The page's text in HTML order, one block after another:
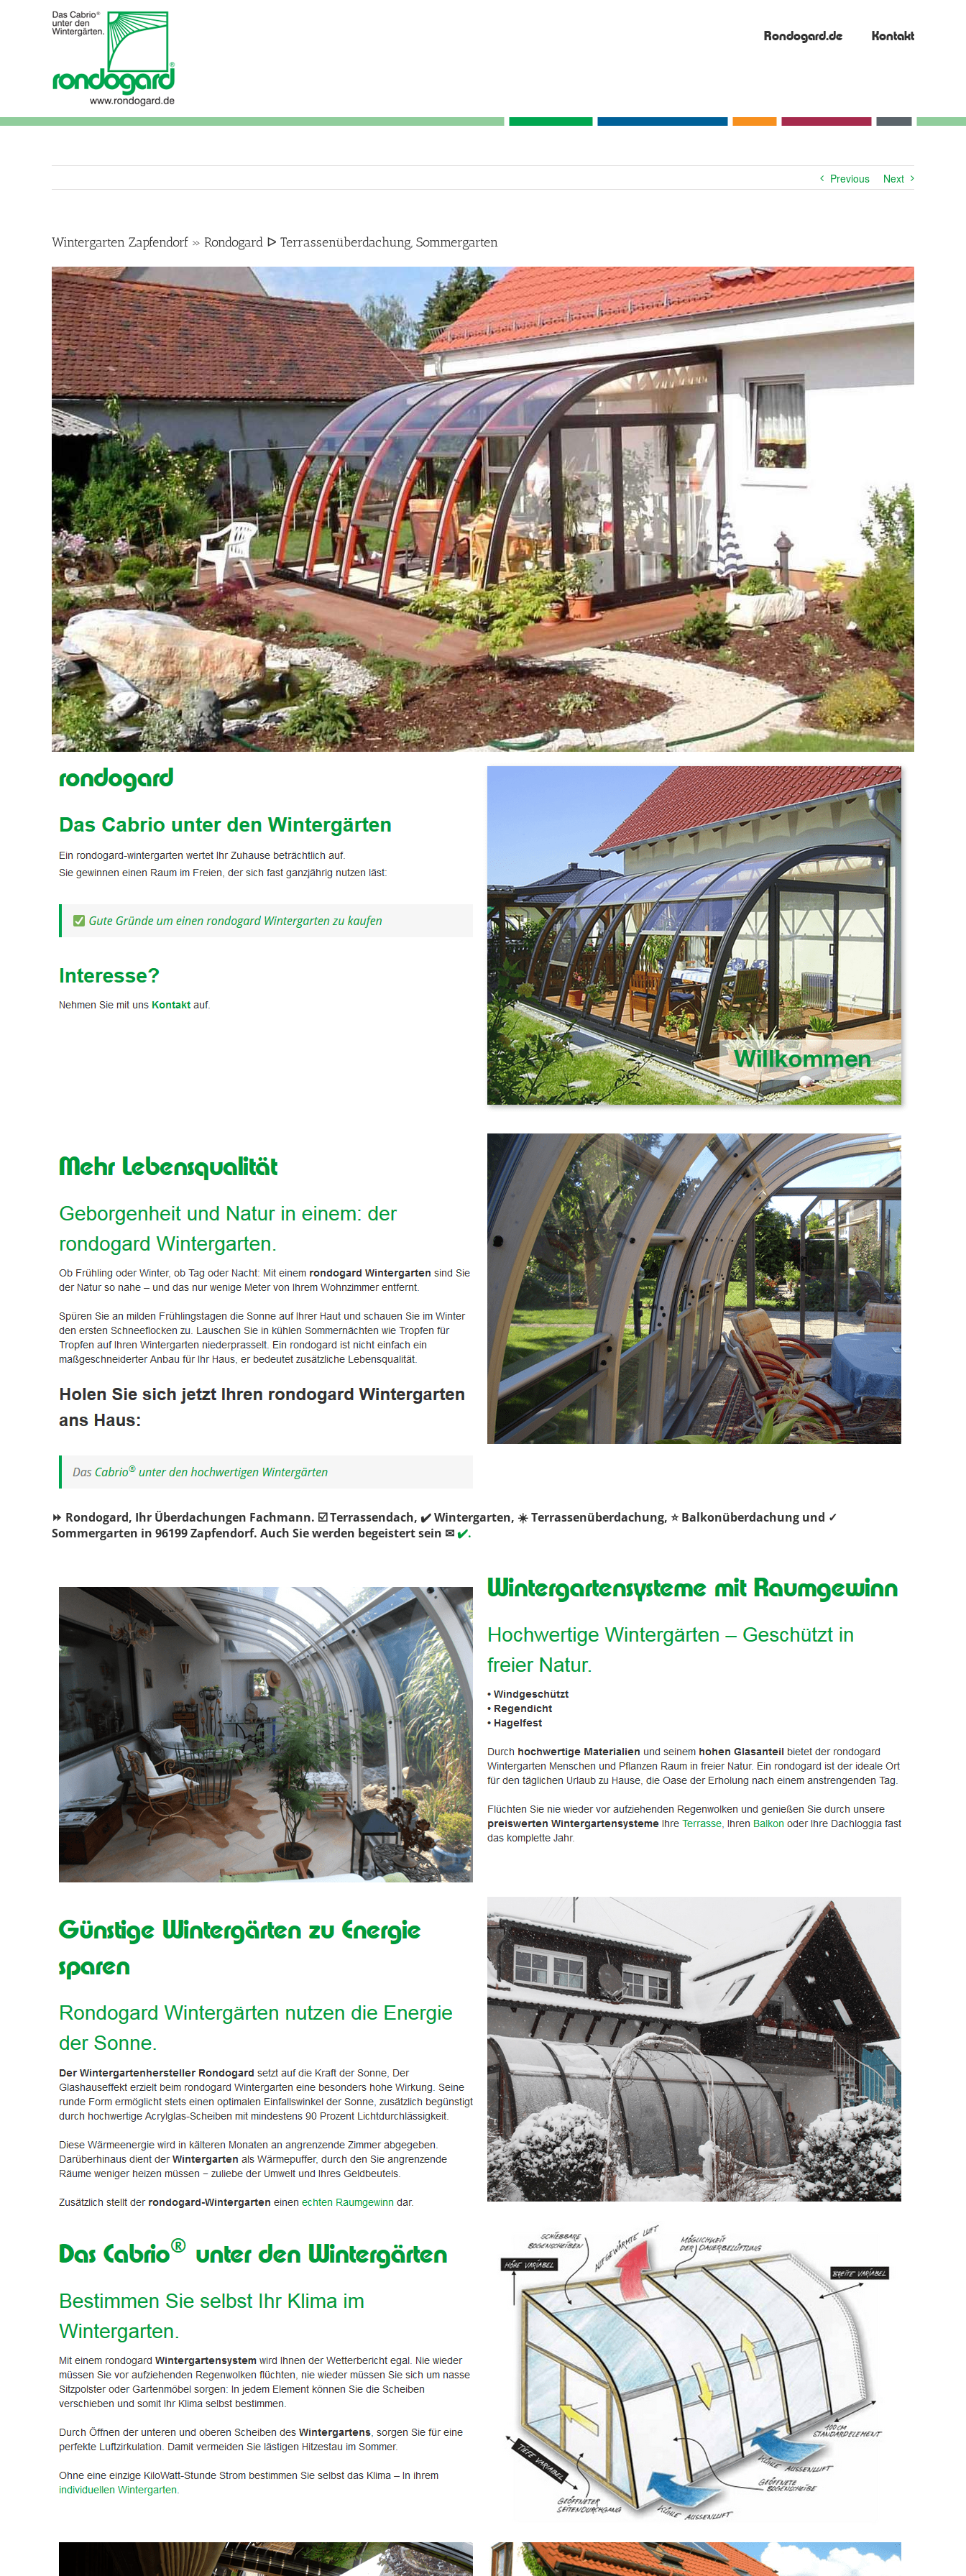
Rondogard.de Kontakt
Previous Next
Wintergarten Zapfendorf » Rondogard ᐅ Terrassenüberdachung, Sommergarten
⏩ Rondogard, Ihr Überdachungen Fachmann. ☑️ Terrassendach, ✔️ Wintergarten, ☀️ Terrassenüberdachung, ⭐ Balkonüberdachung und ✓
Sommergarten in 96199 Zapfendorf. Auch Sie werden begeistert sein ✉✔️.